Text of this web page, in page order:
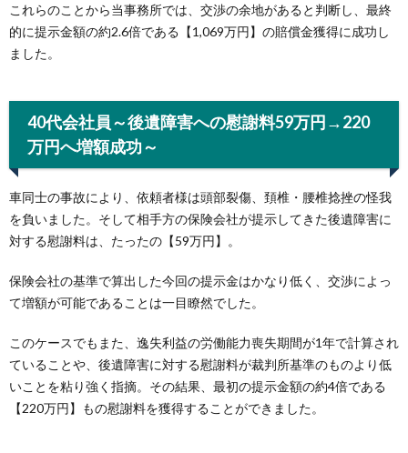
これらのことから当事務所では、交渉の余地があると判断し、最終
的に提示金額の約2.6倍である【1,069万円】の賠償金獲得に成功し
ました。
40代会社員～後遺障害への慰謝料59万円→220
万円へ増額成功～
車同士の事故により、依頼者様は頭部裂傷、頚椎・腰椎捻挫の怪我
を負いました。そして相手方の保険会社が提示してきた後遺障害に
対する慰謝料は、たったの【59万円】。
保険会社の基準で算出した今回の提示金はかなり低く、交渉によっ
て増額が可能であることは一目瞭然でした。
このケースでもまた、逸失利益の労働能力喪失期間が1年で計算され
ていることや、後遺障害に対する慰謝料が裁判所基準のものより低
いことを粘り強く指摘。その結果、最初の提示金額の約4倍である
【220万円】もの慰謝料を獲得することができました。